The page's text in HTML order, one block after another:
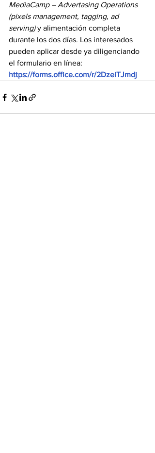
MediaCamp – Advertasing Operations
(pixels management, tagging, ad
serving) y alimentación completa
durante los dos días. Los interesados
pueden aplicar desde ya diligenciando
el formulario en línea:
https://forms.office.com/r/2DzeiTJmdj